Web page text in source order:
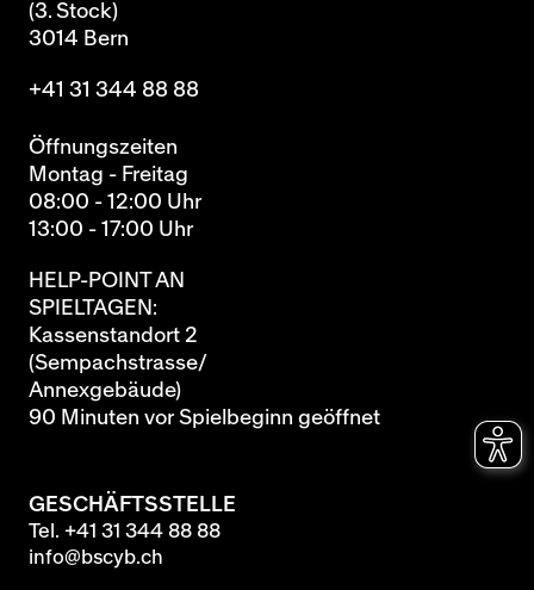
(3. Stock)
3014 Bern
+41 31 344 88 88
Öffnungszeiten
Montag - Freitag
08:00 - 12:00 Uhr
13:00 - 17:00 Uhr
HELP-POINT AN
SPIELTAGEN:
Kassenstandort 2
(Sempachstrasse/
Annexgebäude)
90 Minuten vor Spielbeginn geöffnet
GESCHÄFTSSTELLE
Tel. +41 31 344 88 88
info@bscyb.ch